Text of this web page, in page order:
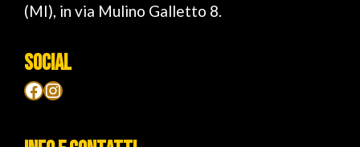
(MI), in via Mulino Galletto 8.
SOCIAL
Facebook Instagram